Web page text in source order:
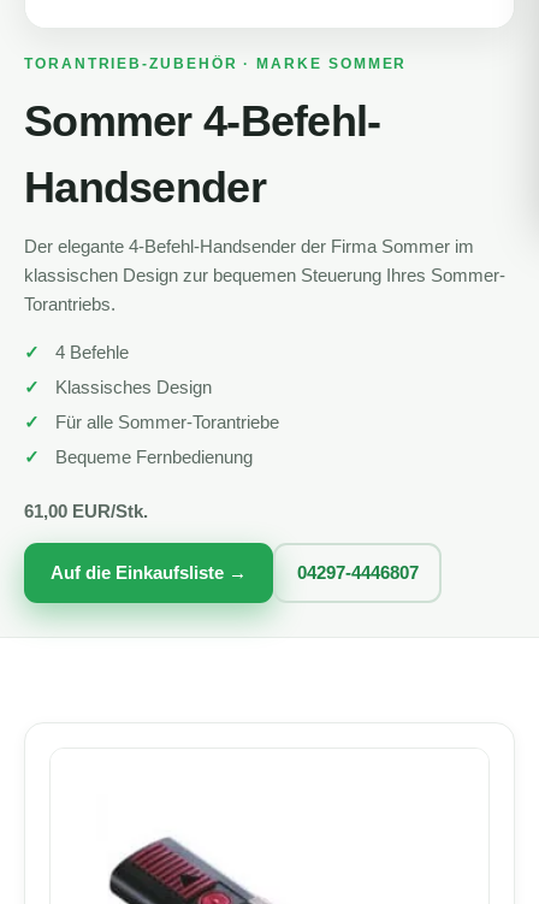
TORANTRIEB-ZUBEHÖR · MARKE SOMMER
Sommer 4-Befehl-
Handsender
Der elegante 4-Befehl-Handsender der Firma Sommer im
klassischen Design zur bequemen Steuerung Ihres Sommer-
Torantriebs.
4 Befehle
Klassisches Design
Für alle Sommer-Torantriebe
Bequeme Fernbedienung
61,00 EUR/Stk.
Auf die Einkaufsliste → 04297-4446807